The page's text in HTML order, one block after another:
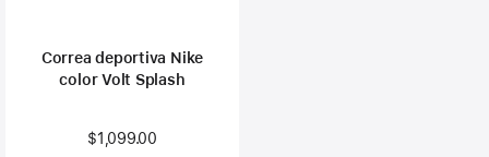
Correa deportiva Nike
color Volt Splash
$1,099.00